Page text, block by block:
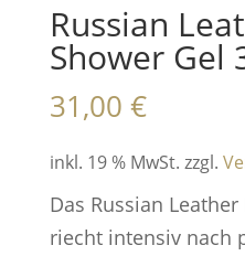
Russian
Shower Gel
31,00 €
inkl. 19 % MwSt. zzgl.
Das Russian
riecht intensiv nach